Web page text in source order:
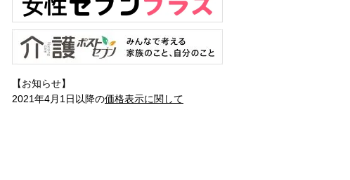
【お知らせ】
2021年4月1日以降の価格表示に関して